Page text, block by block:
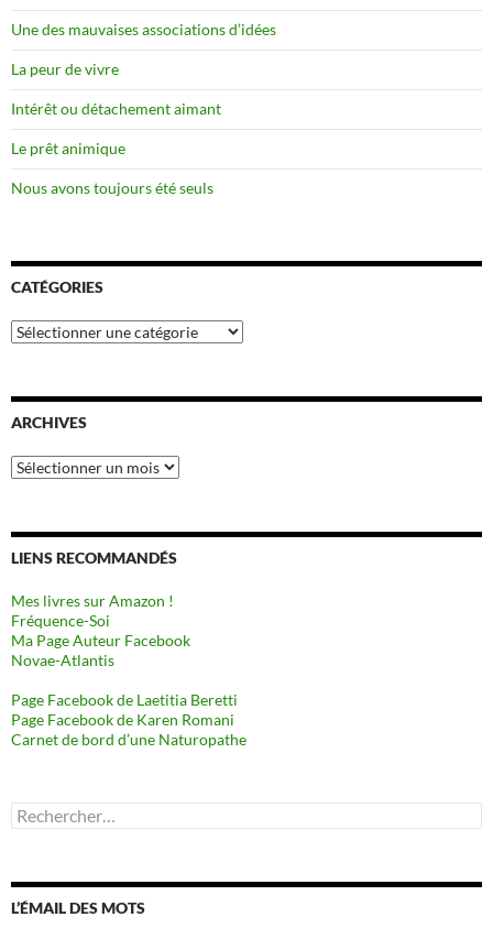
Une des mauvaises associations d’idées
La peur de vivre
Intérêt ou détachement aimant
Le prêt animique
Nous avons toujours été seuls
CATÉGORIES
Catégories
ARCHIVES
Archives
LIENS RECOMMANDÉS
Mes livres sur Amazon !
Fréquence-Soi
Ma Page Auteur Facebook
Novae-Atlantis
Page Facebook de Laetitia Beretti
Page Facebook de Karen Romani
Carnet de bord d’une Naturopathe
Rechercher :
L’ÉMAIL DES MOTS